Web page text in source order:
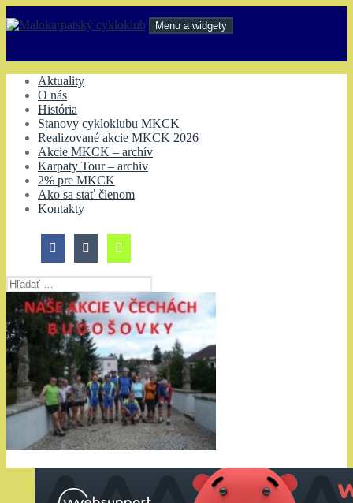
na
Menu a widgety
Aktuality
O nás
História
Stanovy cykloklubu MKCK
Realizované akcie MKCK 2026
Akcie MKCK – archív
Karpaty Tour – archiv
2% pre MKCK
Ako sa stať členom
Kontakty
Hľadať: